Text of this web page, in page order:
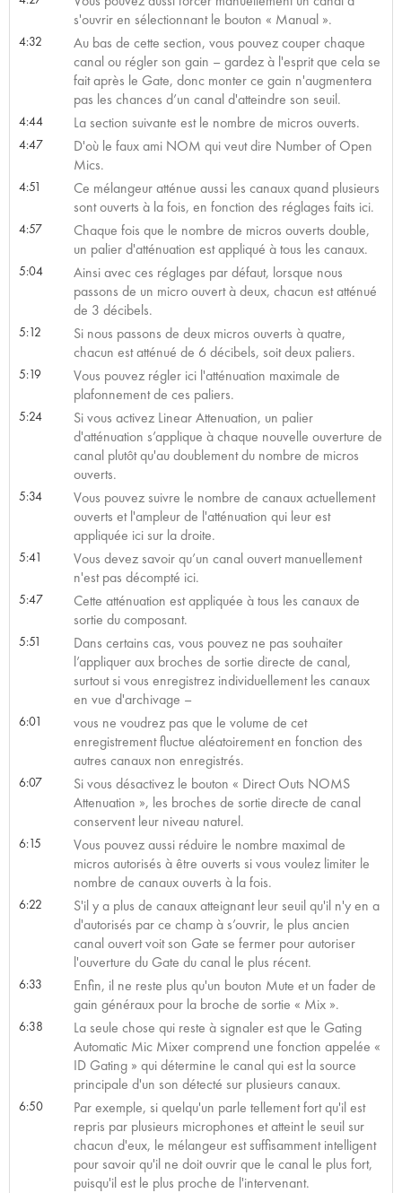
s'ouvrir en sélectionnant le bouton « Manual ».
4:32
Au bas de cette section, vous pouvez couper chaque
canal ou régler son gain – gardez à l'esprit que cela se
fait après le Gate, donc monter ce gain n'augmentera
pas les chances d’un canal d'atteindre son seuil.
4:44 La section suivante est le nombre de micros ouverts.
4:47
D'où le faux ami NOM qui veut dire Number of Open
Mics.
4:51
Ce mélangeur atténue aussi les canaux quand plusieurs
sont ouverts à la fois, en fonction des réglages faits ici.
4:57
Chaque fois que le nombre de micros ouverts double,
un palier d'atténuation est appliqué à tous les canaux.
5:04
Ainsi avec ces réglages par défaut, lorsque nous
passons de un micro ouvert à deux, chacun est atténué
de 3 décibels.
5:12
Si nous passons de deux micros ouverts à quatre,
chacun est atténué de 6 décibels, soit deux paliers.
5:19
Vous pouvez régler ici l'atténuation maximale de
plafonnement de ces paliers.
5:24
Si vous activez Linear Attenuation, un palier
d'atténuation s’applique à chaque nouvelle ouverture de
canal plutôt qu'au doublement du nombre de micros
ouverts.
5:34
Vous pouvez suivre le nombre de canaux actuellement
ouverts et l'ampleur de l'atténuation qui leur est
appliquée ici sur la droite.
5:41
Vous devez savoir qu’un canal ouvert manuellement
n'est pas décompté ici.
5:47
Cette atténuation est appliquée à tous les canaux de
sortie du composant.
5:51
Dans certains cas, vous pouvez ne pas souhaiter
l’appliquer aux broches de sortie directe de canal,
surtout si vous enregistrez individuellement les canaux
en vue d'archivage –
6:01
vous ne voudrez pas que le volume de cet
enregistrement fluctue aléatoirement en fonction des
autres canaux non enregistrés.
6:07
Si vous désactivez le bouton « Direct Outs NOMS
Attenuation », les broches de sortie directe de canal
conservent leur niveau naturel.
6:15
Vous pouvez aussi réduire le nombre maximal de
micros autorisés à être ouverts si vous voulez limiter le
nombre de canaux ouverts à la fois.
6:22
S'il y a plus de canaux atteignant leur seuil qu'il n'y en a
d'autorisés par ce champ à s’ouvrir, le plus ancien
canal ouvert voit son Gate se fermer pour autoriser
l'ouverture du Gate du canal le plus récent.
6:33
Enfin, il ne reste plus qu'un bouton Mute et un fader de
gain généraux pour la broche de sortie « Mix ».
6:38
La seule chose qui reste à signaler est que le Gating
Automatic Mic Mixer comprend une fonction appelée «
ID Gating » qui détermine le canal qui est la source
principale d'un son détecté sur plusieurs canaux.
6:50
Par exemple, si quelqu'un parle tellement fort qu'il est
repris par plusieurs microphones et atteint le seuil sur
chacun d'eux, le mélangeur est suffisamment intelligent
pour savoir qu'il ne doit ouvrir que le canal le plus fort,
puisqu'il est le plus proche de l'intervenant.